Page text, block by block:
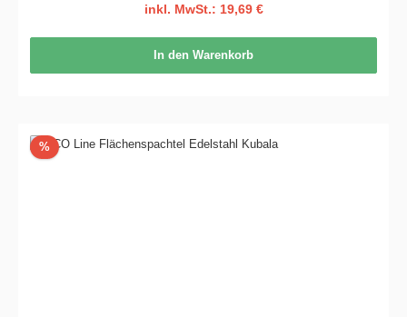
inkl. MwSt.: 19,69 €
In den Warenkorb
%Rabatt